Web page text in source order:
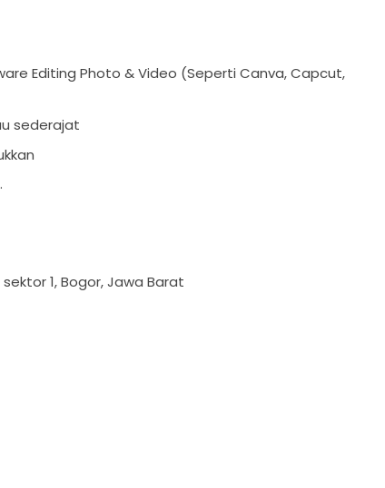
Editing Photo & Video (Seperti Canva, Capcut,
sederajat
1, Bogor, Jawa Barat